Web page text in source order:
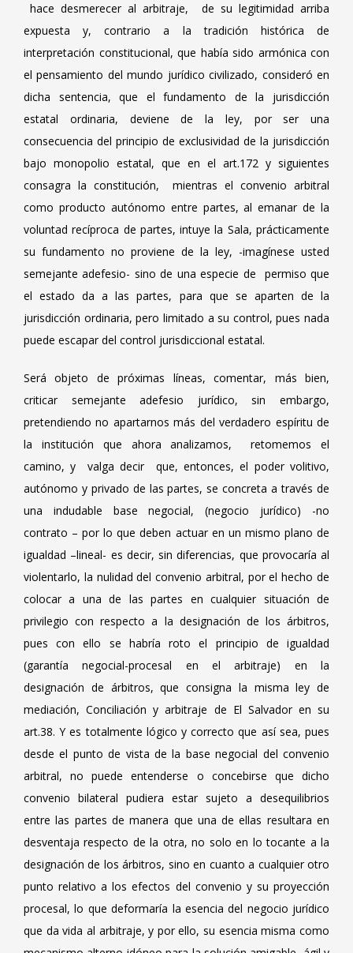
hace desmerecer al arbitraje, de su legitimidad arriba
expuesta y, contrario a la tradición histórica de
interpretación constitucional, que había sido armónica con
el pensamiento del mundo jurídico civilizado, consideró en
dicha sentencia, que el fundamento de la jurisdicción
estatal ordinaria, deviene de la ley, por ser una
consecuencia del principio de exclusividad de la jurisdicción
bajo monopolio estatal, que en el art.172 y siguientes
consagra la constitución, mientras el convenio arbitral
como producto autónomo entre partes, al emanar de la
voluntad recíproca de partes, intuye la Sala, prácticamente
su fundamento no proviene de la ley, -imagínese usted
semejante adefesio- sino de una especie de permiso que
el estado da a las partes, para que se aparten de la
jurisdicción ordinaria, pero limitado a su control, pues nada
puede escapar del control jurisdiccional estatal.
Será objeto de próximas líneas, comentar, más bien,
criticar semejante adefesio jurídico, sin embargo,
pretendiendo no apartarnos más del verdadero espíritu de
la institución que ahora analizamos, retomemos el
camino, y valga decir que, entonces, el poder volitivo,
autónomo y privado de las partes, se concreta a través de
una indudable base negocial, (negocio jurídico) -no
contrato – por lo que deben actuar en un mismo plano de
igualdad –lineal- es decir, sin diferencias, que provocaría al
violentarlo, la nulidad del convenio arbitral, por el hecho de
colocar a una de las partes en cualquier situación de
privilegio con respecto a la designación de los árbitros,
pues con ello se habría roto el principio de igualdad
(garantía negocial-procesal en el arbitraje) en la
designación de árbitros, que consigna la misma ley de
mediación, Conciliación y arbitraje de El Salvador en su
art.38. Y es totalmente lógico y correcto que así sea, pues
desde el punto de vista de la base negocial del convenio
arbitral, no puede entenderse o concebirse que dicho
convenio bilateral pudiera estar sujeto a desequilibrios
entre las partes de manera que una de ellas resultara en
desventaja respecto de la otra, no solo en lo tocante a la
designación de los árbitros, sino en cuanto a cualquier otro
punto relativo a los efectos del convenio y su proyección
procesal, lo que deformaría la esencia del negocio jurídico
que da vida al arbitraje, y por ello, su esencia misma como